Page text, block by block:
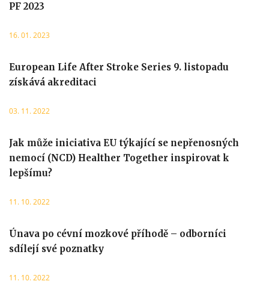
PF 2023
16. 01. 2023
European Life After Stroke Series 9. listopadu
získává akreditaci
03. 11. 2022
Jak může iniciativa EU týkající se nepřenosných
nemocí (NCD) Healther Together inspirovat k
lepšímu?
11. 10. 2022
Únava po cévní mozkové příhodě – odborníci
sdílejí své poznatky
11. 10. 2022